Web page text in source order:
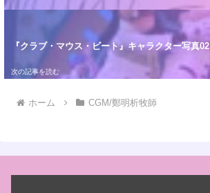
『クラブ・マウス・ビート』キャラクター写真02
ホーム CGM/鄭明析牧師